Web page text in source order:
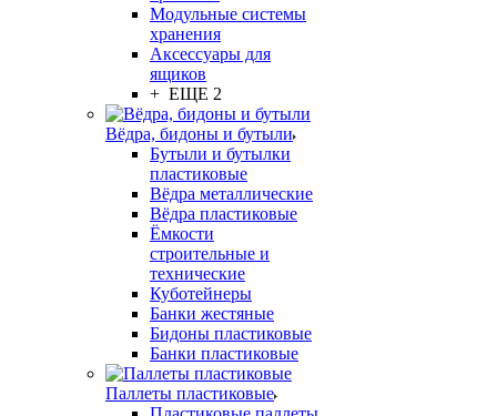
Модульные системы
хранения
Аксессуары для
ящиков
+ ЕЩЕ 2
Вёдра, бидоны и бутыли
Бутыли и бутылки
пластиковые
Вёдра металлические
Вёдра пластиковые
Ёмкости
строительные и
технические
Куботейнеры
Банки жестяные
Бидоны пластиковые
Банки пластиковые
Паллеты пластиковые